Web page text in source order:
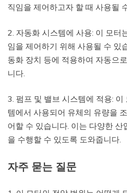
직임을 제어하고자 할 때 사용될
2. 자동화 시스템에 사용: 이 모터
임을 제어하기 위해 사용될 수 있
동화 장치 등에 적용하여 자동으
니다.
3. 펌프 및 밸브 시스템에 적용:
템에서 사용되어 유체의 유량을
어할 수 있습니다. 이는 다양한 산
을 수행할 수 있도록 도와줍니다.
자주 묻는 질문